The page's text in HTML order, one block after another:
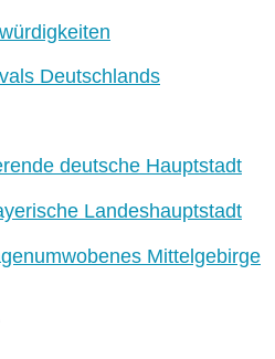
Deutschlands
deutsche Hauptstadt
Landeshauptstadt
Mittelgebirge